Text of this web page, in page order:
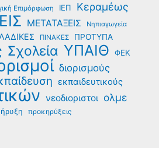
Επιμόρφωση ΙΕΠ Κεραμέως
ΜΕΤΑΤΑΞΕΙΣ
Νηπιαγωγεία
ΠΙΝΑΚΕΣ ΠΡΟΤΥΠΑ
Σχολεία ΥΠΑΙΘ ΦΕΚ
διορισμούς
εκπαιδευτικούς
νεοδιοριστοι ολμε
προκηρύξεις